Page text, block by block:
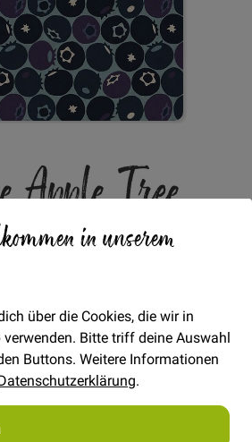
in unserem
über die Cookies, die wir in
verwenden. Bitte triff deine Auswahl
Buttons. Weitere Informationen
.
Tree
- Lightblue
Canvas von Loes van Oosten